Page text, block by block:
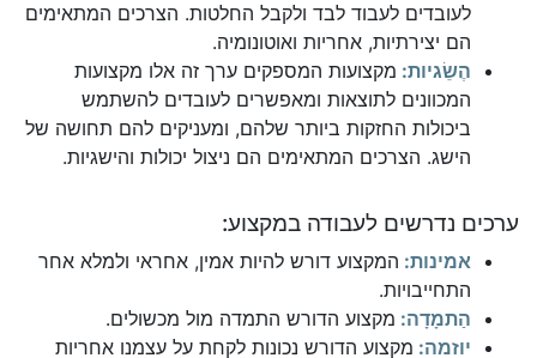
לעובדים לעבוד לבד ולקבל החלטות. הצרכים המתאימים
הם יצירתיות, אחריות ואוטונומיה.
הֶשֵׂגיות: מקצועות המספקים ערך זה אלו מקצועות
המכוונים לתוצאות ומאפשרים לעובדים להשתמש
ביכולות החזקות ביותר שלהם, ומעניקים להם תחושה של
הישג. הצרכים המתאימים הם ניצול יכולות והישגיות.
ערכים נדרשים לעבודה במקצוע:
אמינות: המקצוע דורש להיות אמין, אחראי ולמלא אחר
התחייבויות.
הַתמָדָה: מקצוע הדורש התמדה מול מכשולים.
יוזמה: מקצוע הדורש נכונות לקחת על עצמנו אחריות